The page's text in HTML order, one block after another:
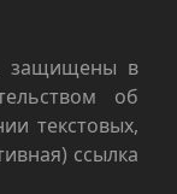
защищены в
об
текстовых,
ссылка